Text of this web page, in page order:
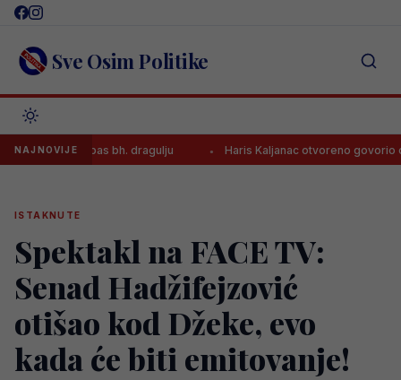
Skip
content Sve Osim Politike
NAJNOVIJE
spas bh. dragulju Haris Kaljanac otvoreno govorio o propustu
ISTAKNUTE
Spektakl na FACE TV:
Senad Hadžifejzović
otišao kod Džeke, evo
kada će biti emitovanje!